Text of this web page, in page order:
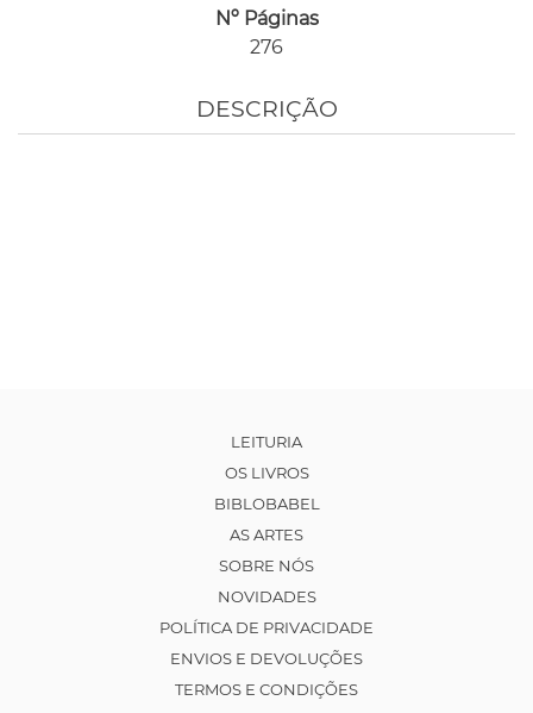
Nº Páginas
276
DESCRIÇÃO
LEITURIA
OS LIVROS
BIBLOBABEL
AS ARTES
SOBRE NÓS
NOVIDADES
POLÍTICA DE PRIVACIDADE
ENVIOS E DEVOLUÇÕES
TERMOS E CONDIÇÕES